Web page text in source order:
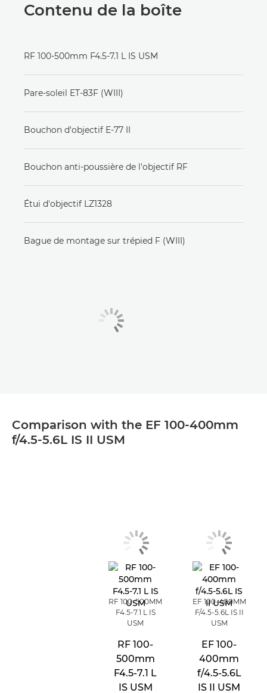
Contenu de la boîte
RF 100-500mm F4.5-7.1 L IS USM
Pare-soleil ET-83F (WIII)
Bouchon d'objectif E-77 II
Bouchon anti-poussière de l'objectif RF
Étui d'objectif LZ1328
Bague de montage sur trépied F (WIII)
Comparison with the EF 100-400mm
f/4.5-5.6L IS II USM
RF 100-500MM
F4.5-7.1 L IS
USM
RF 100-
500mm
F4.5-7.1 L
IS USM
EF 100-400MM
F/4.5-5.6L IS II
USM
EF 100-
400mm
f/4.5-5.6L
IS II USM